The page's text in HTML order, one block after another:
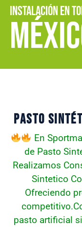
INSTALACIÓN EN
PASTO
En
de Pasto
Realizamos
Sintetico
Ofreciendo
pasto artificial